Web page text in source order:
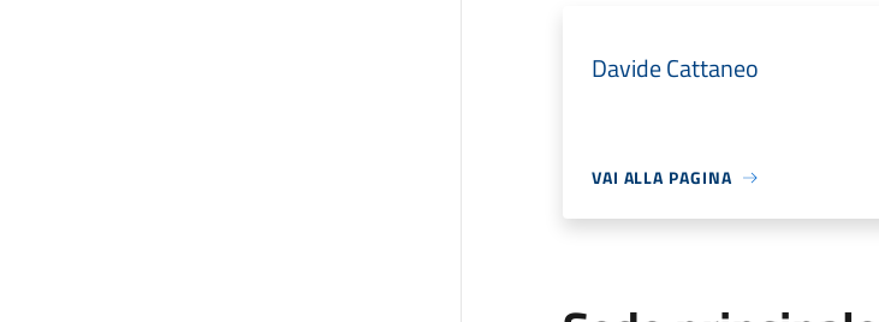
Davide Cattaneo
VAI ALLA PAGINA